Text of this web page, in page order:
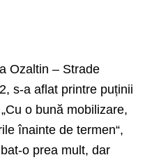
Ozaltin – Strade
s-a aflat printre puținii
o bună mobilizare,
înainte de termen“,
o prea mult, dar